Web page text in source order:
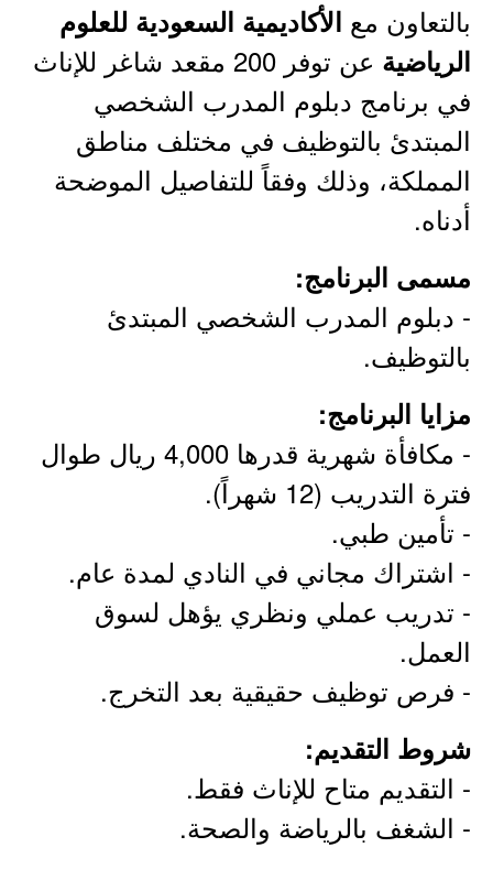
بالتعاون مع الأكاديمية السعودية للعلوم
الرياضية
عن توفر 200 مقعد شاغر للإناث
في برنامج دبلوم المدرب الشخصي
المبتدئ بالتوظيف في مختلف مناطق
المملكة، وذلك وفقاً للتفاصيل الموضحة
أدناه.
مسمى البرنامج:
- دبلوم المدرب الشخصي المبتدئ
بالتوظيف.
مزايا البرنامج:
- مكافأة شهرية قدرها 4,000 ريال طوال
فترة التدريب (12 شهراً).
- تأمين طبي.
- اشتراك مجاني في النادي لمدة عام.
- تدريب عملي ونظري يؤهل لسوق
العمل.
- فرص توظيف حقيقية بعد التخرج.
شروط التقديم:
- التقديم متاح للإناث فقط.
- الشغف بالرياضة والصحة.